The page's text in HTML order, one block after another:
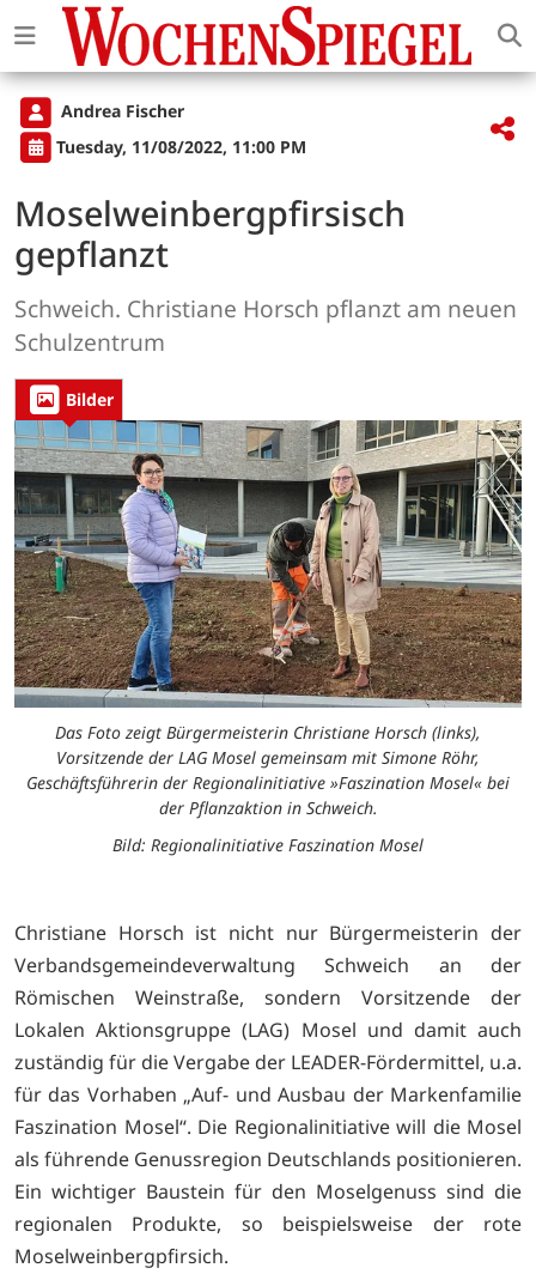
Andrea Fischer
Tuesday, 11/08/2022, 11:00 PM
Moselweinbergpfirsisch
gepflanzt
Schweich. Christiane Horsch pflanzt am neuen
Schulzentrum
Bilder
Das Foto zeigt Bürgermeisterin Christiane Horsch (links),
Vorsitzende der LAG Mosel gemeinsam mit Simone Röhr,
Geschäftsführerin der Regionalinitiative »Faszination Mosel« bei
der Pflanzaktion in Schweich.
Bild: Regionalinitiative Faszination Mosel
Christiane Horsch ist nicht nur Bürgermeisterin der
Verbandsgemeindeverwaltung Schweich an der
Römischen Weinstraße, sondern Vorsitzende der
Lokalen Aktionsgruppe (LAG) Mosel und damit auch
zuständig für die Vergabe der LEADER-Fördermittel, u.a.
für das Vorhaben „Auf- und Ausbau der Markenfamilie
Faszination Mosel“. Die Regionalinitiative will die Mosel
als führende Genussregion Deutschlands positionieren.
Ein wichtiger Baustein für den Moselgenuss sind die
regionalen Produkte, so beispielsweise der rote
Moselweinbergpfirsich.